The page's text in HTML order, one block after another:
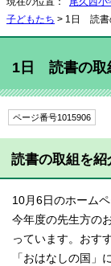
子どもたち > 1日 読書
1日 読書の取
ページ番号1015906
読書の取組を紹
10月6日のホーム
今年度の先生方の
っています。おす
「おはなしの国」